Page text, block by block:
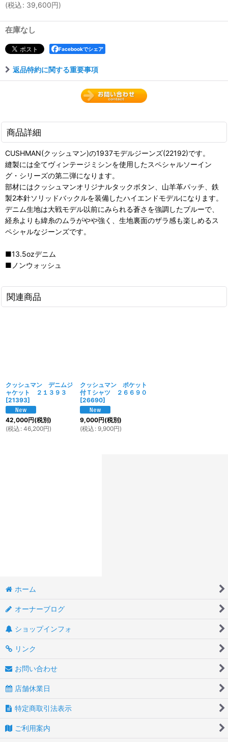
(税込: 39,600円)
在庫なし
Facebookでシェア
返品特約に関する重要事項
商品詳細
CUSHMAN(クッシュマン)の1937モデルジーンズ(22192)です。
縫製には全てヴィンテージミシンを使用したスペシャルソーイン
グ・シリーズの第二弾になります。
部材にはクッシュマンオリジナルタックボタン、山羊革パッチ、鉄
製2本針ソリッドバックルを装備したハイエンドモデルになります。
デニム生地は大戦モデル以前にみられる蒼さを強調したブルーで、
経糸よりも緯糸のムラがやや強く、生地裏面のザラ感も楽しめるス
ペシャルなジーンズです。
■13.5ozデニム
■ノンウォッシュ
関連商品
クッシュマン デニムジ
ャケット ２１３９３
[21393]
42,000円(税別)
(税込 : 46,200円)
クッシュマン ポケット
付Ｔシャツ ２６６９０
[26690]
9,000円(税別)
(税込 : 9,900円)
ホーム
オーナーブログ
ショップインフォ
リンク
お問い合わせ
店舗休業日
特定商取引法表示
ご利用案内